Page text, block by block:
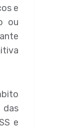
e
ou
das
e